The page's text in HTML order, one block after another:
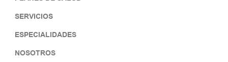
SERVICIOS
ESPECIALIDADES
NOSOTROS